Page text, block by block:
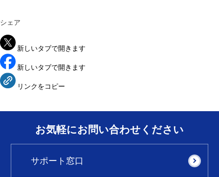
シェア
新しいタブで開きます
新しいタブで開きます
リンクをコピー
お気軽にお問い合わせください
サポート窓口